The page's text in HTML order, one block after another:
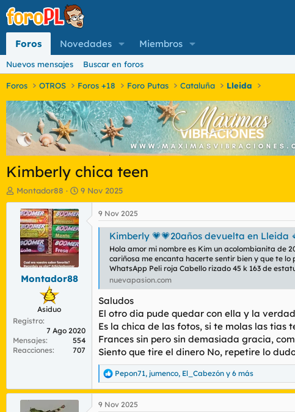
Foros Novedades Miembros
Nuevos mensajes Buscar en foros
Foros OTROS Foros +18 Foro Putas Cataluña Lleida
Kimberly chica teen
I
n
a
d
o
t
m
a
Montador88
F
e
9 Nov 2025
Montador88
Asiduo
Registro
7 Ago 2020
Mensajes
554
Reacciones
707
9 Nov 2025
Kimberly 💗💗20años devuelta en Lleida
Hola amor mi nombre es Kim un acolombianita de
cariñosa me encanta hacerte sentir bien y que te
WhatsApp Peli roja Cabello rizado 45 k 163 de
nuevapasion.com
Saludos
El otro dia pude quedar con ella y la
Es la chica de las fotos, si te molas las
Frances sin pero sin demasiada gracia,
Siento que tire el dinero No, repetire lo
R
e
a
c
Pepon71, jumenco, El_Cabezón y 6 más
9 Nov 2025